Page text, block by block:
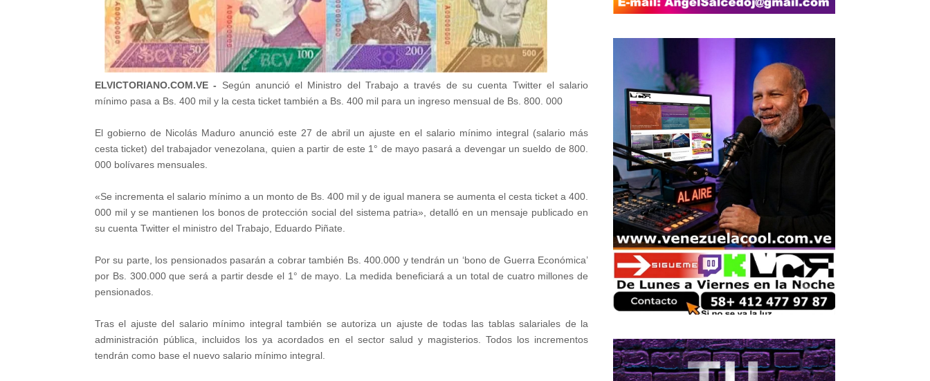
ELVICTORIANO.COM.VE -
Según anunció el Ministro del Trabajo a través de su cuenta Twitter el salario
mínimo pasa a Bs. 400 mil y la cesta ticket también a Bs. 400 mil para un ingreso mensual de Bs. 800. 000
El gobierno de Nicolás Maduro anunció este 27 de abril un ajuste en el salario mínimo integral (salario más
cesta ticket) del trabajador venezolana, quien a partir de este 1° de mayo pasará a devengar un sueldo de 800.
000 bolívares mensuales.
«Se incrementa el salario mínimo a un monto de Bs. 400 mil y de igual manera se aumenta el cesta ticket a 400.
000 mil y se mantienen los bonos de protección social del sistema patria», detalló en un mensaje publicado en
su cuenta Twitter el ministro del Trabajo, Eduardo Piñate.
Por su parte, los pensionados pasarán a cobrar también Bs. 400.000 y tendrán un ‘bono de Guerra Económica’
por Bs. 300.000 que será a partir desde el 1° de mayo. La medida beneficiará a un total de cuatro millones de
pensionados.
Tras el ajuste del salario mínimo integral también se autoriza un ajuste de todas las tablas salariales de la
administración pública, incluidos los ya acordados en el sector salud y magisterios. Todos los incrementos
tendrán como base el nuevo salario mínimo integral.